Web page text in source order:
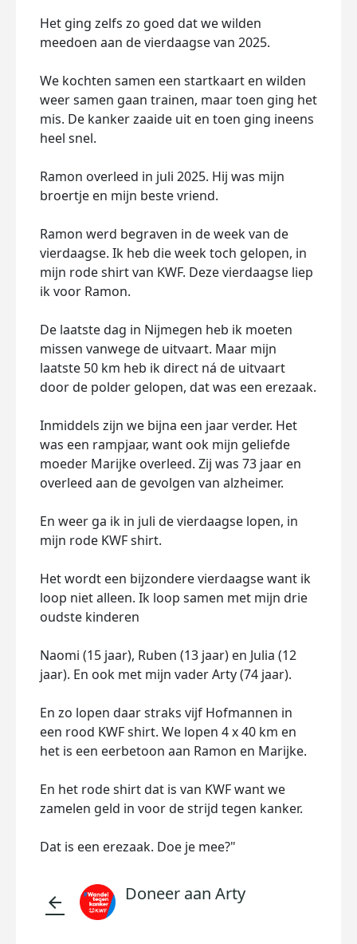
Het ging zelfs zo goed dat we wilden
meedoen aan de vierdaagse van 2025.
We kochten samen een startkaart en wilden
weer samen gaan trainen, maar toen ging het
mis. De kanker zaaide uit en toen ging ineens
heel snel.
Ramon overleed in juli 2025. Hij was mijn
broertje en mijn beste vriend.
Ramon werd begraven in de week van de
vierdaagse. Ik heb die week toch gelopen, in
mijn rode shirt van KWF. Deze vierdaagse liep
ik voor Ramon.
De laatste dag in Nijmegen heb ik moeten
missen vanwege de uitvaart. Maar mijn
laatste 50 km heb ik direct ná de uitvaart
door de polder gelopen, dat was een erezaak.
Inmiddels zijn we bijna een jaar verder. Het
was een rampjaar, want ook mijn geliefde
moeder Marijke overleed. Zij was 73 jaar en
overleed aan de gevolgen van alzheimer.
En weer ga ik in juli de vierdaagse lopen, in
mijn rode KWF shirt.
Het wordt een bijzondere vierdaagse want ik
loop niet alleen. Ik loop samen met mijn drie
oudste kinderen
Naomi (15 jaar), Ruben (13 jaar) en Julia (12
jaar). En ook met mijn vader Arty (74 jaar).
En zo lopen daar straks vijf Hofmannen in
een rood KWF shirt. We lopen 4 x 40 km en
het is een eerbetoon aan Ramon en Marijke.
En het rode shirt dat is van KWF want we
zamelen geld in voor de strijd tegen kanker.
Dat is een erezaak. Doe je mee?"
arrow_back Doneer aan Arty